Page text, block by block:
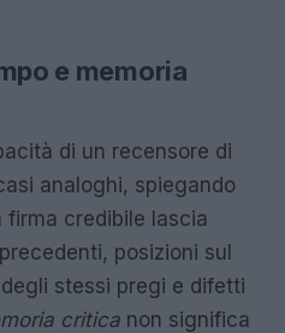
e memoria
di un recensore di
analoghi, spiegando
firma credibile lascia
posizioni sul
stessi pregi e difetti
critica non significa